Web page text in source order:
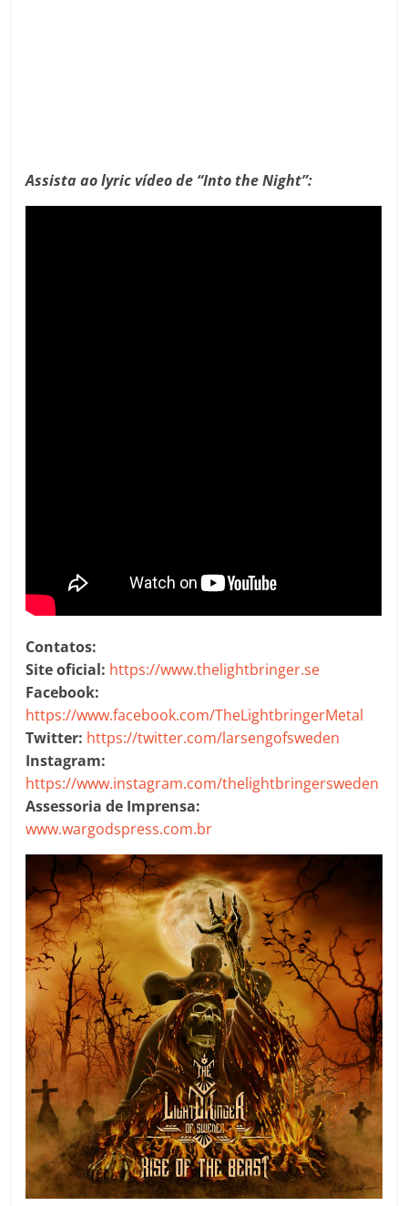
Assista ao lyric vídeo de “Into the Night”:
Contatos:
Site oficial: https://www.thelightbringer.se
Facebook:
https://www.facebook.com/TheLightbringerMetal
Twitter: https://twitter.com/larsengofsweden
Instagram:
https://www.instagram.com/thelightbringersweden
Assessoria de Imprensa:
www.wargodspress.com.br